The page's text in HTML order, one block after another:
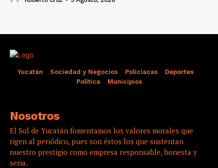
Yucatán Sociedad y Negocios Policíacas
Deportes
Política
Municipios
Nosotros
El Sol de Yucatán fomentamos los valores morales que
rigen al periódico, pues son éstos los que sustentan
nuestro prestigio como empresa responsable, honesta y
seria.